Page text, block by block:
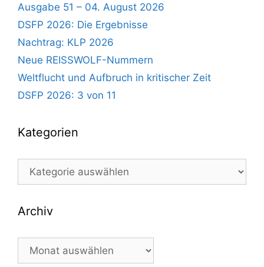
Ausgabe 51 – 04. August 2026
DSFP 2026: Die Ergebnisse
Nachtrag: KLP 2026
Neue REISSWOLF-Nummern
Weltflucht und Aufbruch in kritischer Zeit
DSFP 2026: 3 von 11
Kategorien
Kategorien
Archiv
Archiv